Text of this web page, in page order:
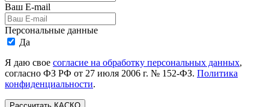
Ваш E-mail
Персональные данные
Да
Я даю свое согласие на обработку персональных данных,
согласно ФЗ РФ от 27 июля 2006 г. № 152-ФЗ. Политика
конфиденциальности.